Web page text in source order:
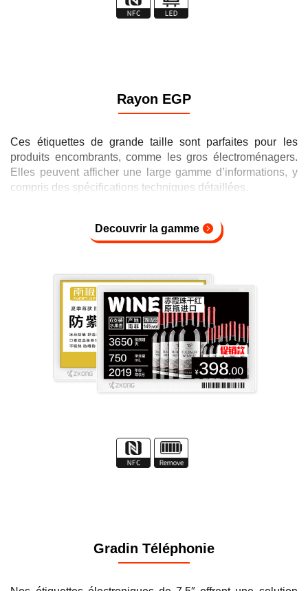
Rayon EGP
Ces étiquettes de grande taille sont parfaites pour les
produits encombrants, comme les gros électroménagers.
Elles peuvent afficher une large gamme d’informations, y
compris des spécifications techniques détaillées.
Decouvrir la gamme
Gradin Téléphonie